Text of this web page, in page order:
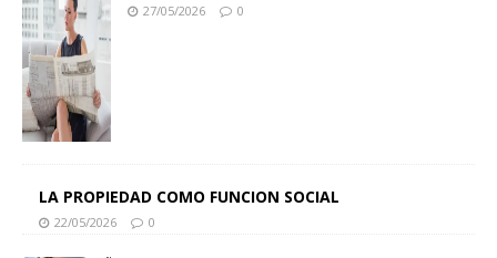
27/05/2026 0
LA PROPIEDAD COMO FUNCION SOCIAL
22/05/2026 0